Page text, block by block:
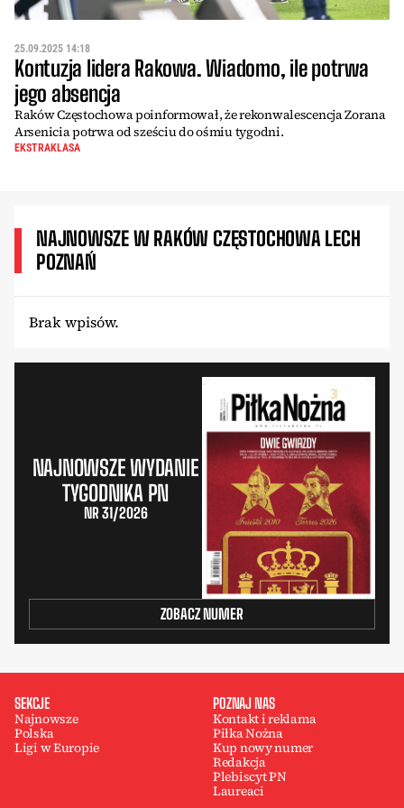
25.09.2025 14:18
Kontuzja lidera Rakowa. Wiadomo, ile potrwa
jego absencja
Raków Częstochowa poinformował, że rekonwalescencja Zorana
Arsenicia potrwa od sześciu do ośmiu tygodni.
EKSTRAKLASA
NAJNOWSZE W RAKÓW CZĘSTOCHOWA LECH
POZNAŃ
Brak wpisów.
NAJNOWSZE WYDANIE
TYGODNIKA PN
NR 31/2026
ZOBACZ NUMER
SEKCJE
Najnowsze
Polska
Ligi w Europie
POZNAJ NAS
Kontakt i reklama
Piłka Nożna
Kup nowy numer
Redakcja
Plebiscyt PN
Laureaci